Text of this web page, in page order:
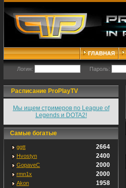
ГЛАВНАЯ
Логин: Пароль:
Расписание ProPlayTV
Мы ищем стримеров по League of
Legends и DOTA2!
Самые богатые
ggtt 2664
Hvostyn 2400
GopaveC 2000
rmn1x 2000
Akon 1958